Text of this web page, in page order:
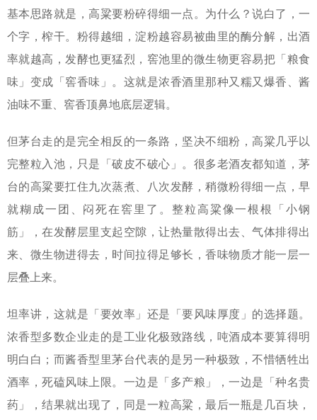
基本思路就是，高粱要粉碎得细一点。为什么？说白了，一
个字，榨干。粉得越细，淀粉越容易被曲里的酶分解，出酒
率就越高，发酵也更猛烈，窖池里的微生物更容易把「粮食
味」变成「窖香味」。这就是浓香酒里那种又糯又爆香、酱
油味不重、窖香顶鼻地底层逻辑。
但茅台走的是完全相反的一条路，坚决不细粉，高粱几乎以
完整粒入池，只是「破皮不破心」。很多老酒友都知道，茅
台的高粱要扛住九次蒸煮、八次发酵，稍微粉得细一点，早
就糊成一团、闷死在窖里了。整粒高粱像一根根「小钢
筋」，在发酵层里支起空隙，让热量散得出去、气体排得出
来、微生物进得去，时间拉得足够长，香味物质才能一层一
层叠上来。
坦率讲，这就是「要效率」还是「要风味厚度」的选择题。
浓香型多数企业走的是工业化极致路线，吨酒成本要算得明
明白白；而酱香型里茅台代表的是另一种极致，不惜牺牲出
酒率，死磕风味上限。一边是「多产粮」，一边是「种名贵
药」，结果就出现了，同是一粒高粱，最后一瓶是几百块，